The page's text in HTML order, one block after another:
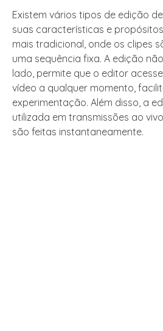
Existem vários tipos de edição
suas características e
mais tradicional, onde os clipes
uma sequência fixa. A edição
lado, permite que o editor
vídeo a qualquer momento,
experimentação. Além disso, a
utilizada em transmissões ao
são feitas instantaneamente.